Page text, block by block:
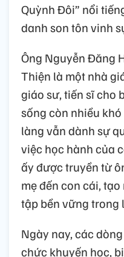
Quỳnh Đôi” nổi
danh son tôn vinh
Ông Nguyễn Đăng
Thiện là một nhà
giáo sư, tiến sĩ cho
sống còn nhiều
làng vẫn dành sự
việc học hành của
ấy được truyền từ
mẹ đến con cái,
tập bền vững trong
Ngày nay, các
chức khuyến học,